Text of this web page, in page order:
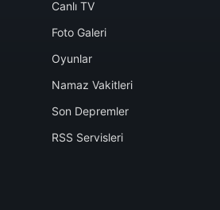
Canlı TV
Foto Galeri
Oyunlar
Namaz Vakitleri
Son Depremler
RSS Servisleri